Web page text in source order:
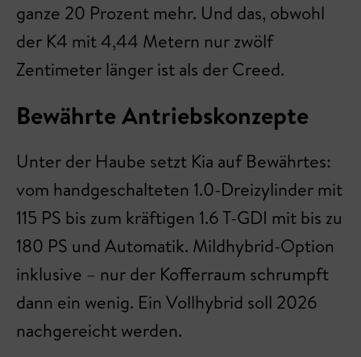
ganze 20 Prozent mehr. Und das, obwohl
der K4 mit 4,44 Metern nur zwölf
Zentimeter länger ist als der Creed.
Bewährte Antriebskonzepte
Unter der Haube setzt Kia auf Bewährtes:
vom handgeschalteten 1.0-Dreizylinder mit
115 PS bis zum kräftigen 1.6 T-GDI mit bis zu
180 PS und Automatik. Mildhybrid-Option
inklusive – nur der Kofferraum schrumpft
dann ein wenig. Ein Vollhybrid soll 2026
nachgereicht werden.